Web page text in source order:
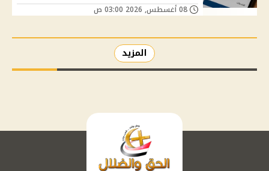
المزيد